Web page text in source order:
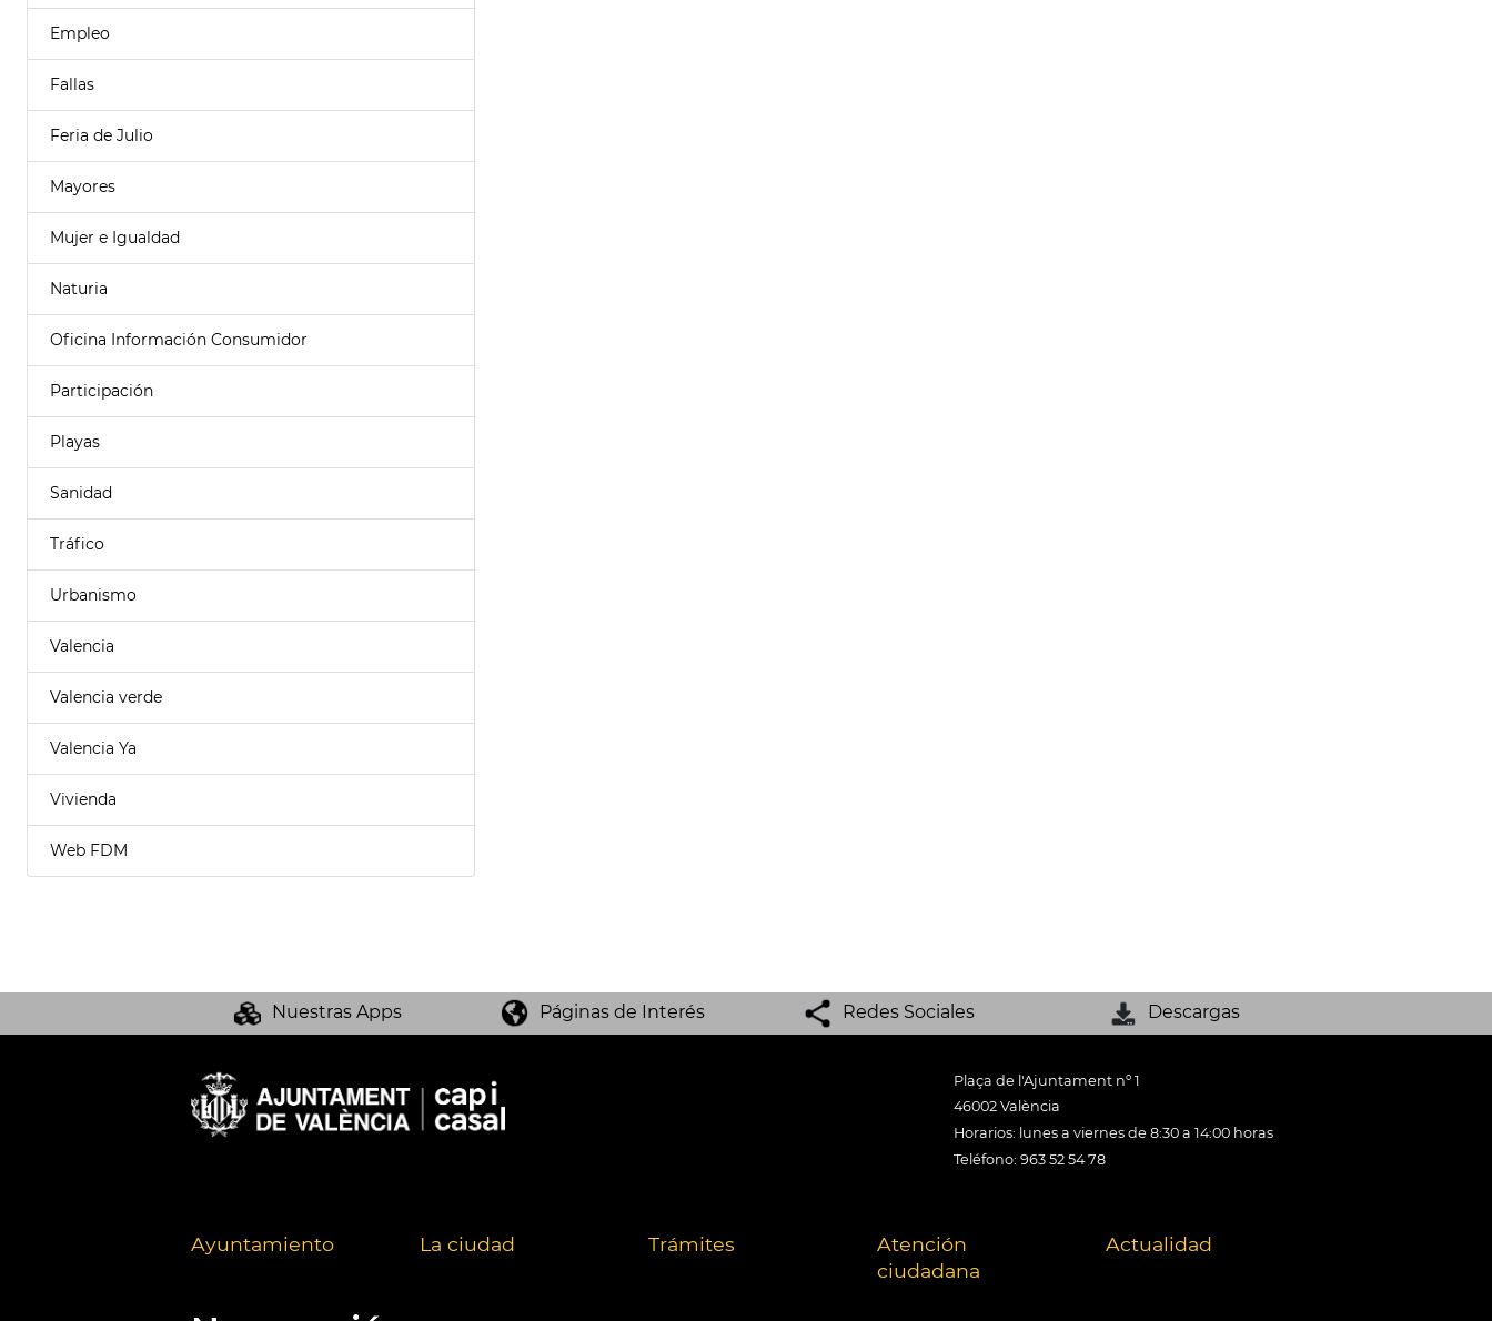
Empleo
Fallas
Feria de Julio
Mayores
Mujer e Igualdad
Naturia
Oficina Información Consumidor
Participación
Playas
Sanidad
Tráfico
Urbanismo
Valencia
Valencia verde
Valencia Ya
Vivienda
Web FDM
Nuestras Apps Páginas de Interés Redes Sociales Descargas
Plaça de l'Ajuntament nº 1
46002 València
Horarios: lunes a viernes de 8:30 a 14:00 horas
Teléfono: 963 52 54 78
Ayuntamiento La ciudad Trámites
Atención
ciudadana
Actualidad